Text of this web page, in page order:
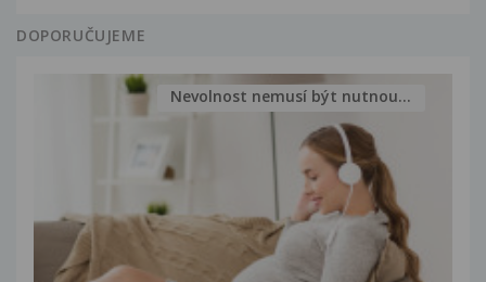
DOPORUČUJEME
Nevolnost nemusí být nutnou...